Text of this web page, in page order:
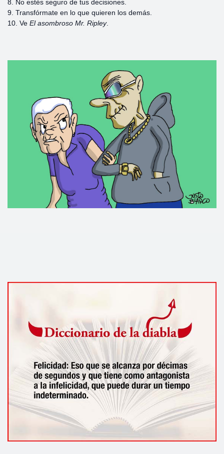
8. No estés seguro de tus decisiones.
9. Transfórmate en lo que quieren los demás.
10. Ve El asombroso Mr. Ripley.